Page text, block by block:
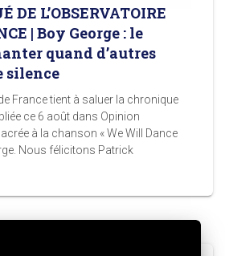
DE L’OBSERVATOIRE
| Boy George : le
quand d’autres
silence
France tient à saluer la chronique
ce 6 août dans Opinion
à la chanson « We Will Dance
Nous félicitons Patrick